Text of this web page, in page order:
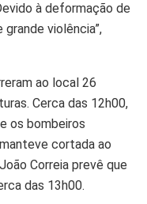
à deformação de
violência”,
ao local 26
Cerca das 12h00,
os bombeiros
cortada ao
Correia prevê que
das 13h00.